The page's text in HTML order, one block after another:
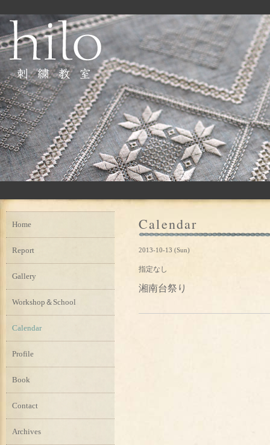
Calendar
2013-10-13 (Sun)
指定なし
湘南台祭り
Home
Report
Gallery
Workshop＆School
Calendar
Profile
Book
Contact
Archives